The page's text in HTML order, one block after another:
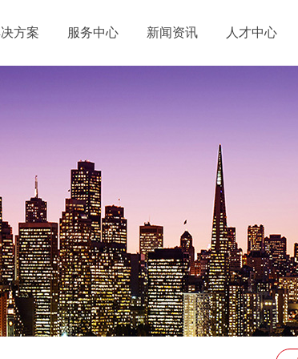
方案 服务中心 新闻资讯 人才中心